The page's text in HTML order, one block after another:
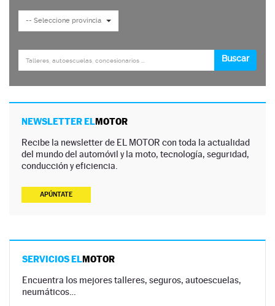
NEWSLETTER ELMOTOR
Recibe la newsletter de EL MOTOR con toda la actualidad
del mundo del automóvil y la moto, tecnología, seguridad,
conducción y eficiencia.
APÚNTATE
SERVICIOS ELMOTOR
Encuentra los mejores talleres, seguros, autoescuelas,
neumáticos…